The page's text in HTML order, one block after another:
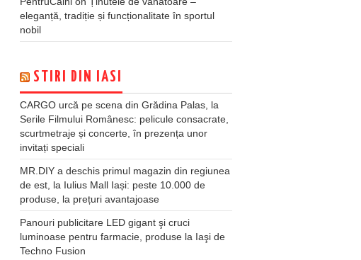
eleganță, tradiție și funcționalitate în sportul
nobil
STIRI DIN IASI
CARGO urcă pe scena din Grădina Palas, la
Serile Filmului Românesc: pelicule consacrate,
scurtmetraje și concerte, în prezența unor
invitați speciali
MR.DIY a deschis primul magazin din regiunea
de est, la Iulius Mall Iași: peste 10.000 de
produse, la prețuri avantajoase
Panouri publicitare LED gigant şi cruci
luminoase pentru farmacie, produse la Iaşi de
Techno Fusion